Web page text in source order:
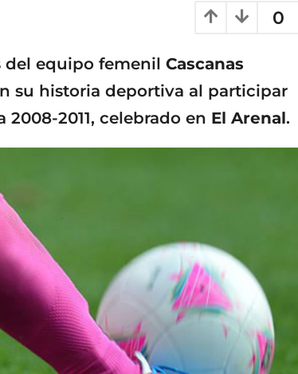
0
del equipo femenil Cascanas
su historia deportiva al participar
2011, celebrado en El Arenal.